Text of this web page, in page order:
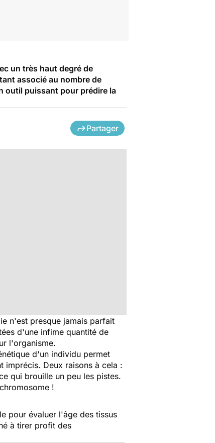
un très haut degré de
associé au nombre de
outil puissant pour prédire la
Partager
n'est presque jamais parfait
d'une infime quantité de
l'organisme.
d'un individu permet
imprécis. Deux raisons à cela :
qui brouille un peu les pistes.
!
pour évaluer l'âge des tissus
à tirer profit des